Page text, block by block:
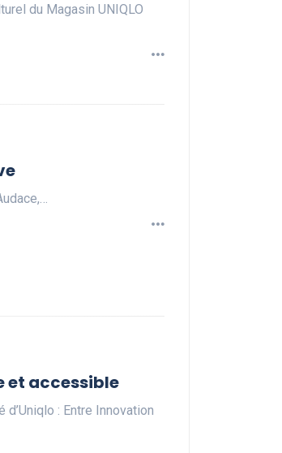
du Magasin UNIQLO
et accessible
: Entre Innovation